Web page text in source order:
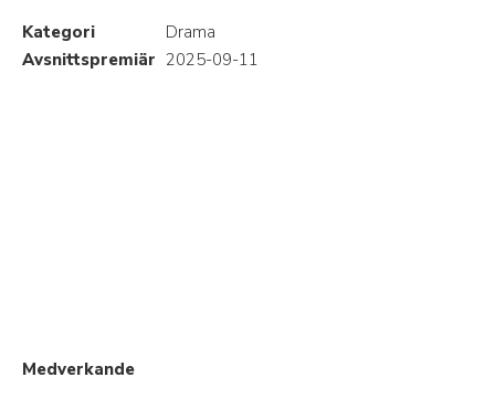
Kategori
Drama
Avsnittspremiär 2025-09-11
Medverkande